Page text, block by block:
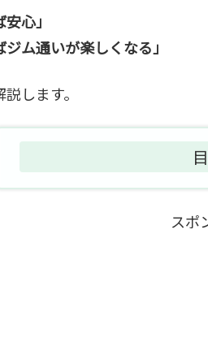
心」
ジム通いが楽しくなる」
します。
スポ